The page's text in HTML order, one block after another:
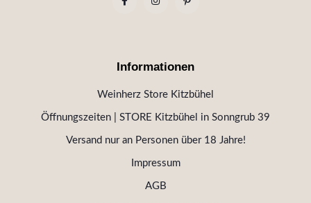
Informationen
Weinherz Store Kitzbühel
Öffnungszeiten | STORE Kitzbühel in Sonngrub 39
Versand nur an Personen über 18 Jahre!
Impressum
AGB